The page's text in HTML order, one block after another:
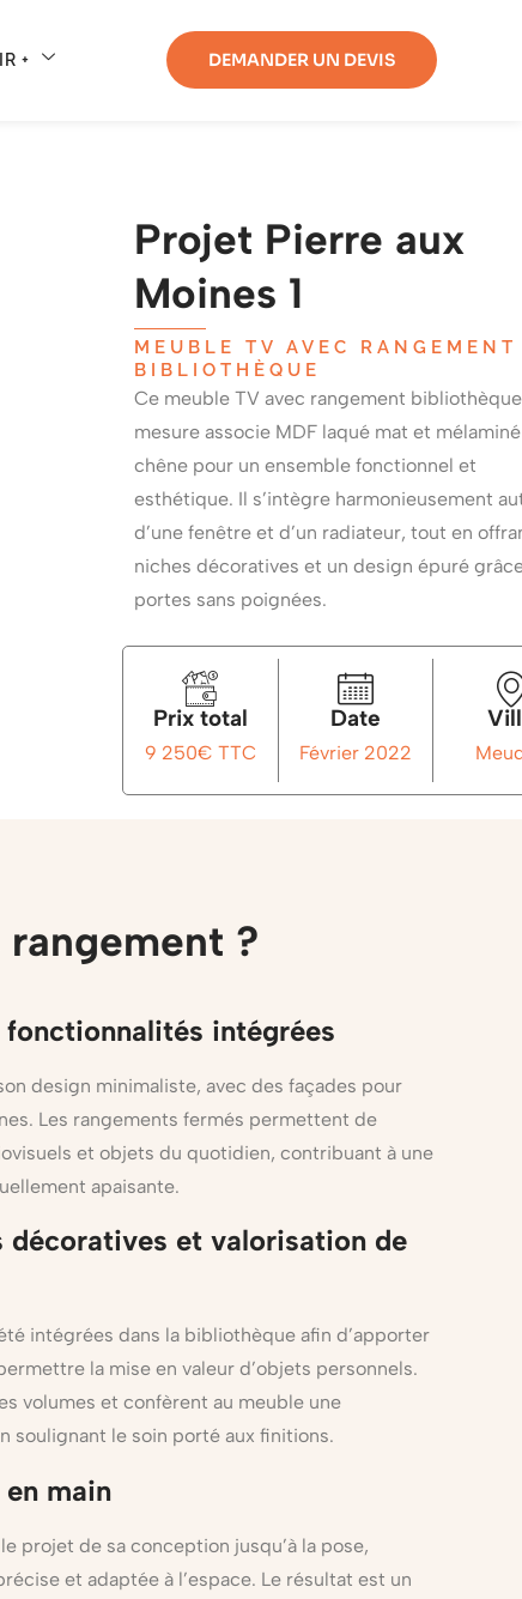
+ DEMANDER UN DEVIS
Projet Pierre aux
Moines 1
MEUBLE TV AVEC
BIBLIOTHÈQUE
Ce meuble TV avec rangement
mesure associe MDF laqué mat et mélaminé
chêne pour un ensemble fonctionnel et
esthétique. Il s’intègre harmonieusement
d’une fenêtre et d’un radiateur, tout en
niches décoratives et un design épuré
portes sans poignées.
Prix total
9 250€ TTC
Date
Février 2022
?
intégrées
design minimaliste, avec des façades pour
Les rangements fermés permettent de
et objets du quotidien, contribuant à une
apaisante.
décoratives et valorisation de
intégrées dans la bibliothèque afin d’apporter
la mise en valeur d’objets personnels.
volumes et confèrent au meuble une
soulignant le soin porté aux finitions.
main
projet de sa conception jusqu’à la pose,
et adaptée à l’espace. Le résultat est un